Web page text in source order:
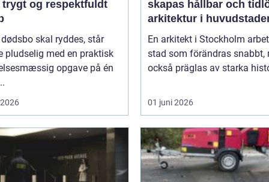
trygt og respektfuldt
skal ryddes, står
pludselig med en praktisk
opgave på én
skapas hållbar och
arkitektur i
En arkitekt i Stockholm
stad som förändras snabbt,
också präglas av starka
01 juni 2026